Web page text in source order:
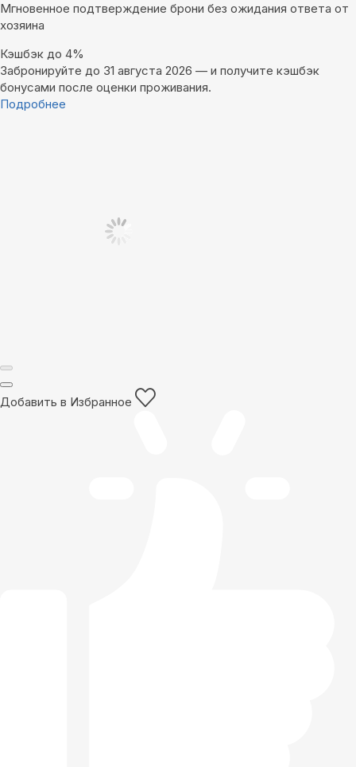
Мгновенное подтверждение брони без ожидания ответа от
хозяина
Кэшбэк до 4%
Забронируйте до 31 августа 2026 — и получите кэшбэк
бонусами после оценки проживания.
Подробнее
Добавить в Избранное